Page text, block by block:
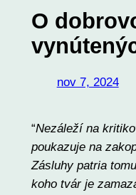
O
nov 7, 2024
“Nezáleží na
poukazuje na
Zásluhy patria
koho tvár je